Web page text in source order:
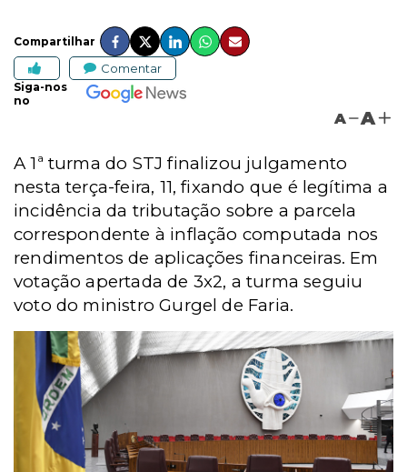
Compartilhar
Comentar
Siga-nos
no
A A
A 1ª turma do STJ finalizou julgamento
nesta terça-feira, 11, fixando que é legítima a
incidência da tributação sobre a parcela
correspondente à inflação computada nos
rendimentos de aplicações financeiras. Em
votação apertada de 3x2, a turma seguiu
voto do ministro Gurgel de Faria.